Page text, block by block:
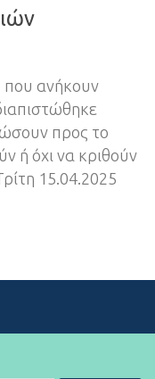
που ανήκουν
προς το
ή όχι να κριθούν
15.04.2025